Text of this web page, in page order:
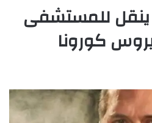
ينقل للمستشفى
كورونا